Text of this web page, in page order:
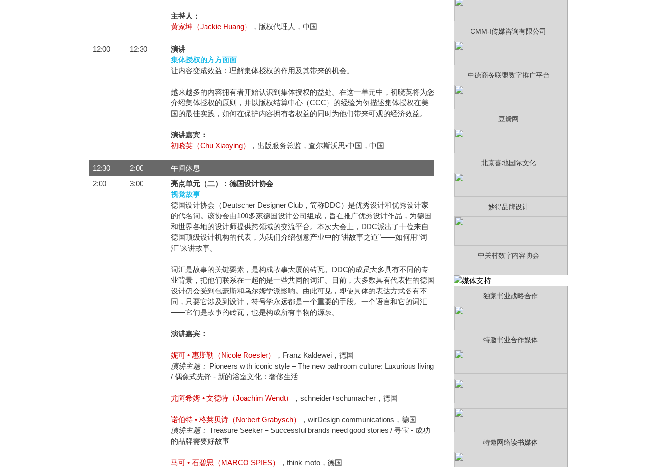
主持人：
黄家坤（Jackie Huang）
，版权代理人，中国
12:00 12:30
演讲
集体授权的方方面面
让内容变成效益：理解集体授权的作用及其带来的机会。
越来越多的内容拥有者开始认识到集体授权的益处。在这一单元中，初晓英将为您
介绍集体授权的原则，并以版权结算中心（CCC）的经验为例描述集体授权在美
国的最佳实践，如何在保护内容拥有者权益的同时为他们带来可观的经济效益。
演讲嘉宾：
初晓英（Chu Xiaoying）
，出版服务总监，查尔斯沃思•中国，中国
12:30 2:00
午间休息
2:00
3:00
亮点单元（二）：德国设计协会
视觉故事
德国设计协会（Deutscher Designer Club，简称DDC）是优秀设计和优秀设计家
的代名词。该协会由100多家德国设计公司组成，旨在推广优秀设计作品，为德国
和世界各地的设计师提供跨领域的交流平台。本次大会上，DDC派出了十位来自
德国顶级设计机构的代表，为我们介绍创意产业中的“讲故事之道”——如何用“词
汇”来讲故事。
词汇是故事的关键要素，是构成故事大厦的砖瓦。DDC的成员大多具有不同的专
业背景，把他们联系在一起的是一些共同的词汇。目前，大多数具有代表性的德国
设计仍会受到包豪斯和乌尔姆学派影响。由此可见，即使具体的表达方式各有不
同，只要它涉及到设计，符号学永远都是一个重要的手段。一个语言和它的词汇
——它们是故事的砖瓦，也是构成所有事物的源泉。
演讲嘉宾：
妮可 • 惠斯勒（Nicole Roesler） ，Franz Kaldewei，德国
演讲主题：
Pioneers with iconic style – The new bathroom culture: Luxurious living
/ 偶像式先锋 - 新的浴室文化：奢侈生活
尤阿希姆 • 文德特（Joachim Wendt） ，schneider+schumacher，德国
诺伯特 • 格莱贝诗（Norbert Grabysch） ，wirDesign communications，德国
演讲主题： Treasure Seeker – Successful brands need good stories / 寻宝 - 成功
的品牌需要好故事
马可 • 石碧思（MARCO SPIES） ，think moto，德国
CMM-I传媒咨询有限公司
中德商务联盟数字推广平台
豆瓣网
北京喜地国际文化
妙得品牌设计
中关村数字内容协会
独家书业战略合作
特邀书业合作媒体
特邀网络读书媒体